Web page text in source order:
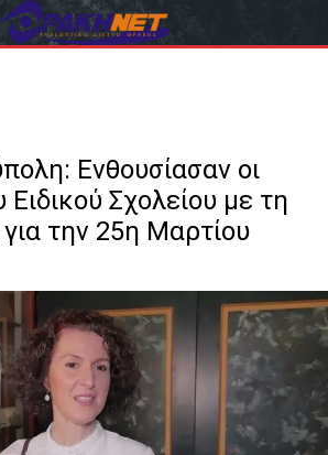
Ενθουσίασαν οι
Σχολείου με τη
την 25η Μαρτίου